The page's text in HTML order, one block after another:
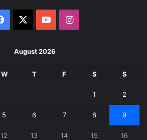
Facebook YouTubeInstagram
August 2026
W T F S S
1 2
5 6 7 8 9
12 13 14 15 16